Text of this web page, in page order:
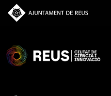
Vés al contingut